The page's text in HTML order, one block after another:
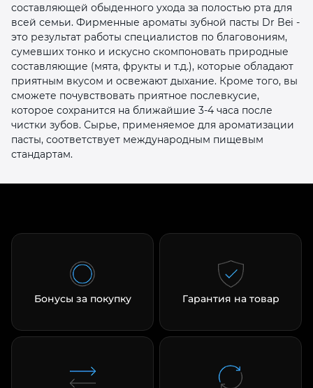
составляющей обыденного ухода за полостью рта для
всей семьи. Фирменные ароматы зубной пасты Dr Bei -
это результат работы специалистов по благовониям,
сумевших тонко и искусно скомпоновать природные
составляющие (мята, фрукты и т.д.), которые обладают
приятным вкусом и освежают дыхание. Кроме того, вы
сможете почувствовать приятное послевкусие,
которое сохранится на ближайшие 3-4 часа после
чистки зубов. Сырье, применяемое для ароматизации
пасты, соответствует международным пищевым
стандартам.
Бонусы за покупку Гарантия на товар